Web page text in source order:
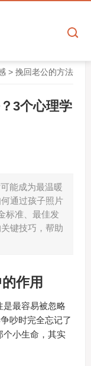
>挽回老公的方法
3个心理学
能成为最温暖
通过孩子照片
标准、最佳发
键技巧，帮助
作用
是最容易被忽略
吵时完全忘记了
个小生命，其实